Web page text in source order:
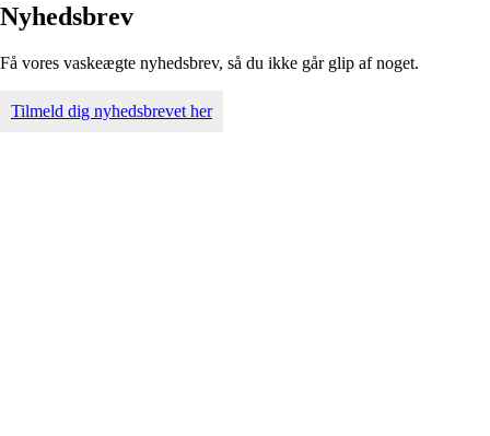
Nyhedsbrev
Få vores vaskeægte nyhedsbrev, så du ikke går glip af noget.
Tilmeld dig nyhedsbrevet her